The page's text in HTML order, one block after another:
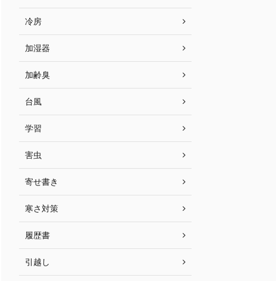
冷房
加湿器
加齢臭
台風
学習
害虫
寄せ書き
寒さ対策
履歴書
引越し